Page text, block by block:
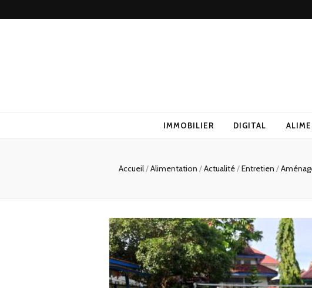
IMMOBILIER DIGITAL
Accueil/Alimentation /Actualité/Entretien /